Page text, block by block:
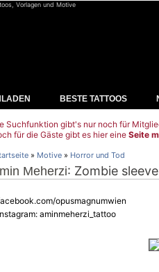
Vorlagen und Motive
BESTE TATTOOS
Suchfunktion gibt's nur noch für
für die Gäste gibt es hier eine Seite
» Motive » Horror und Tod
Meherzi: Zombie
opusmagnumwien
aminmeherzi_tattoo